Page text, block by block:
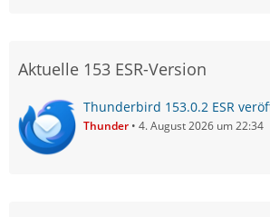
Aktuelle 153 ESR-Version
Thunderbird 153.0.2 ESR
Thunder 4. August 2026 um 22:34